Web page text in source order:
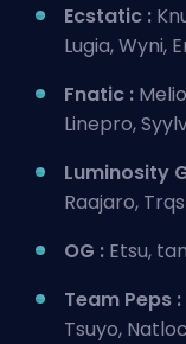
Ecstatic :
Lugia, Wyni,
Fnatic :
Linepro,
Luminosity
Raajaro,
OG : Etsu,
Team Peps :
Tsuyo,